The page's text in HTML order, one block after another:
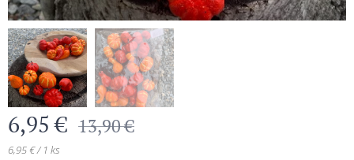
6,95€ 13,90€
6,95 € / 1 ks